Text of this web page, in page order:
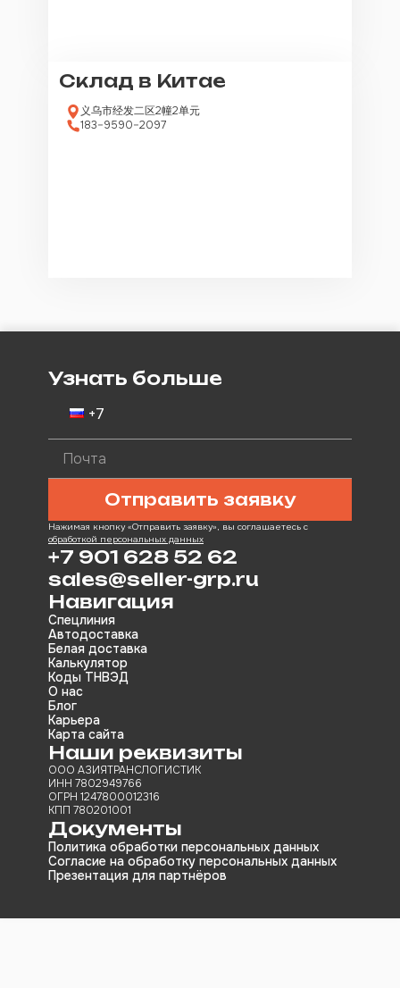
Склад в Китае
义乌市经发二区2幢2单元
183–9590–2097
Навигация
Спецлиния
Автодоставка
Белая доставка
Калькулятор
Коды ТНВЭД
О нас
Блог
Карьера
Карта сайта
Наши реквизиты
ООО АЗИЯТРАНСЛОГИСТИК
ИНН 7802949766
ОГРН 1247800012316
КПП 780201001
Документы
Политика обработки персональных данных
Согласие на обработку персональных данных
Презентация для партнёров
Узнать больше
Отправить заявку
Нажимая кнопку «Отправить заявку», вы соглашаетесь с
обработкой персональных данных
+7 901 628 52 62
sales@seller-grp.ru